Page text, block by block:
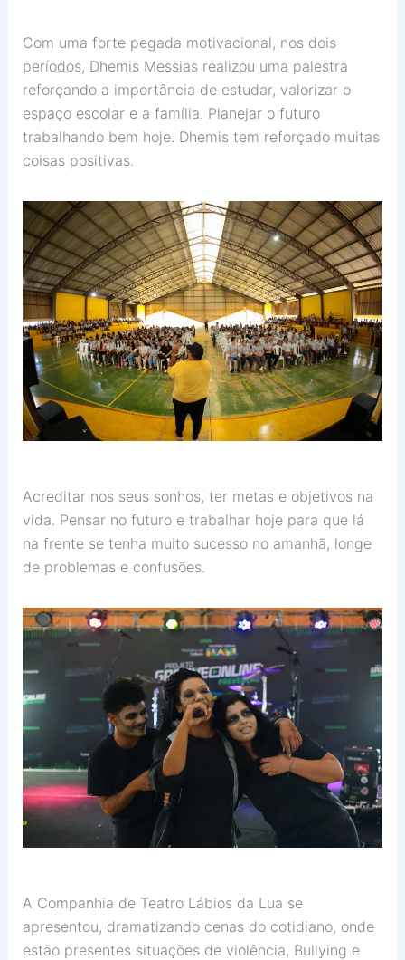
Com uma forte pegada motivacional, nos dois
períodos, Dhemis Messias realizou uma palestra
reforçando a importância de estudar, valorizar o
espaço escolar e a família. Planejar o futuro
trabalhando bem hoje. Dhemis tem reforçado muitas
coisas positivas.
Acreditar nos seus sonhos, ter metas e objetivos na
vida. Pensar no futuro e trabalhar hoje para que lá
na frente se tenha muito sucesso no amanhã, longe
de problemas e confusões.
A Companhia de Teatro Lábios da Lua se
apresentou, dramatizando cenas do cotidiano, onde
estão presentes situações de violência, Bullying e